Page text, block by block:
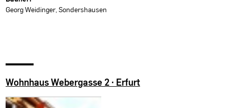
Georg Weidinger, Sondershausen
Wohnhaus Webergasse 2 · Erfurt